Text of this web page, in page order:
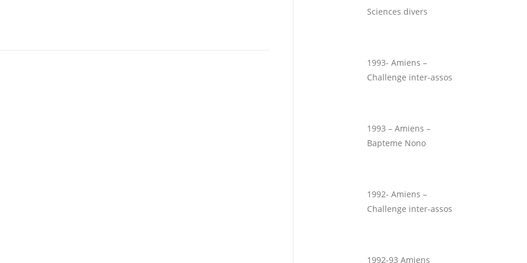
Sciences divers
1993- Amiens –
Challenge inter-assos
1993 – Amiens –
Bapteme Nono
1992- Amiens –
Challenge inter-assos
1992-93 Amiens